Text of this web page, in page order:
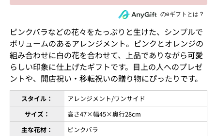
住所を知らない相手にeギフトで贈るのeギフトとは？
ピンクバラなどの花々をたっぷりと生けた、シンプルで
ボリュームのあるアレンジメント。ピンクとオレンジの
組み合わせに白の花を合わせて、上品でありながら可愛
らしい印象に仕上げたギフトです。目上の人へのプレゼ
ントや、開店祝い・移転祝いの贈り物にぴったりです。
スタイル：
アレンジメント/ワンサイド
サイズ：
高さ47×幅45×奥行28cm
主な花材：
ピンクバラ